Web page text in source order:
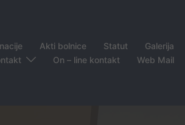
Akti bolnice Statut
Galerija
On – line kontakt Web Mail